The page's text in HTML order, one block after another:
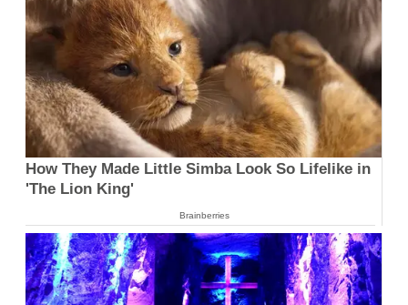
How They Made Little Simba Look So Lifelike in
'The Lion King'
Brainberries